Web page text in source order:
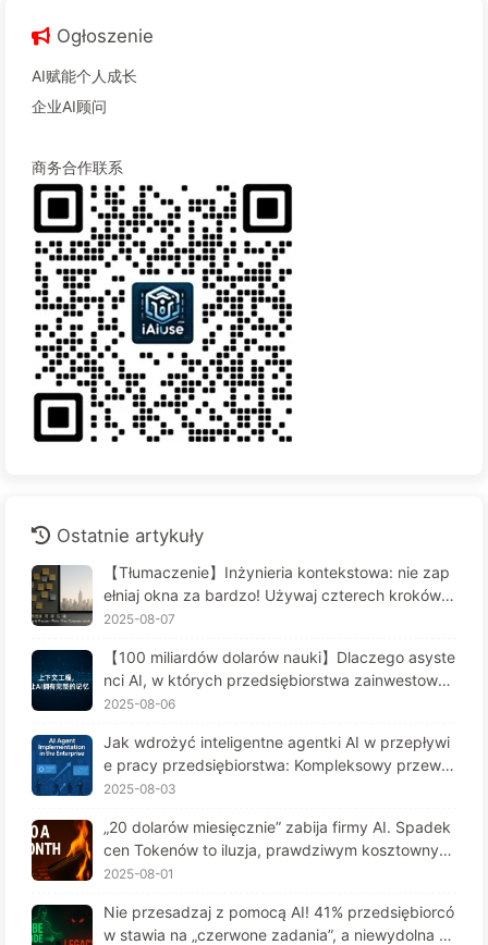
Ogłoszenie
AI赋能个人成长
企业AI顾问
商务合作联系
Ostatnie artykuły
【Tłumaczenie】Inżynieria kontekstowa: nie zap
ełniaj okna za bardzo! Używaj czterech kroków d
o zarządzania kontekstem, bądź czujny na zafał
ewnątrz — Uczymy się AI powoli 170
2025-08-07
【100 miliardów dolarów nauki】Dlaczego asyste
nci AI, w których przedsiębiorstwa zainwestował
y fortunę, cierpią na "amnezję" w kluczowych mo
wydajności? — Powoli ucz się AI 169
2025-08-06
Jak wdrożyć inteligentne agentki AI w przepływi
e pracy przedsiębiorstwa: Kompleksowy przewo
dnik wdrożenia na rok 2025 - Powoli ucz się AI16
2025-08-03
„20 dolarów miesięcznie” zabija firmy AI. Spadek
cen Tokenów to iluzja, prawdziwym kosztownym
jest twoja chciwość — powoli ucz się AI164
2025-08-01
Nie przesadzaj z pomocą AI! 41% przedsiębiorcó
w stawia na „czerwone zadania”, a niewydolna te